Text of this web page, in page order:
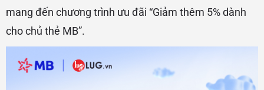
mang đến chương trình ưu đãi “Giảm thêm 5% dành
cho chủ thẻ MB”.